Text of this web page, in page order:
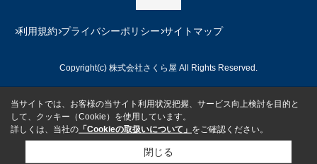
利用規約 プライバシーポリシー サイトマップ
Copyright(c) 株式会社さくら屋 All Rights Reserved.
当サイトでは、お客様の当サイト利用状況把握、サービス向上検討を目的と
して、クッキー（Cookie）を使用しています。
詳しくは、当社の 「Cookieの取扱いについて」 をご確認ください。
閉じる